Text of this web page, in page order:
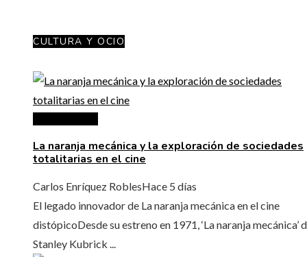
CULTURA Y OCIO
La naranja mecánica y la exploración de sociedades
totalitarias en el cine
Carlos Enríquez RoblesHace 5 días
El legado innovador de La naranja mecánica en el cine
distópicoDesde su estreno en 1971, ‘La naranja mecánica’
Stanley Kubrick ...